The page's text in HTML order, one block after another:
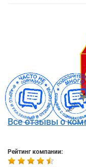
Все отзывы о
Рейтинг компании: